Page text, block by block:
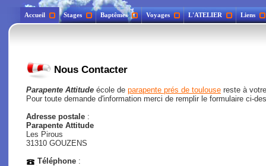
Accueil Stages Baptêmes Voyages L'ATELIER Liens
Nous Contacter
Parapente Attitude école de parapente prés de toulouse reste à
Pour toute demande d'information merci de remplir le formulaire ci-
Adresse postale :
Parapente Attitude
Les Pirous
31310 GOUZENS
Téléphone :